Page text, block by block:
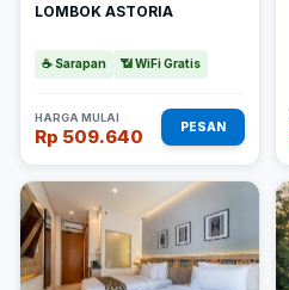
LOMBOK ASTORIA
☕ Sarapan 📶 WiFi Gratis
HARGA MULAI
Rp 509.640 PESAN